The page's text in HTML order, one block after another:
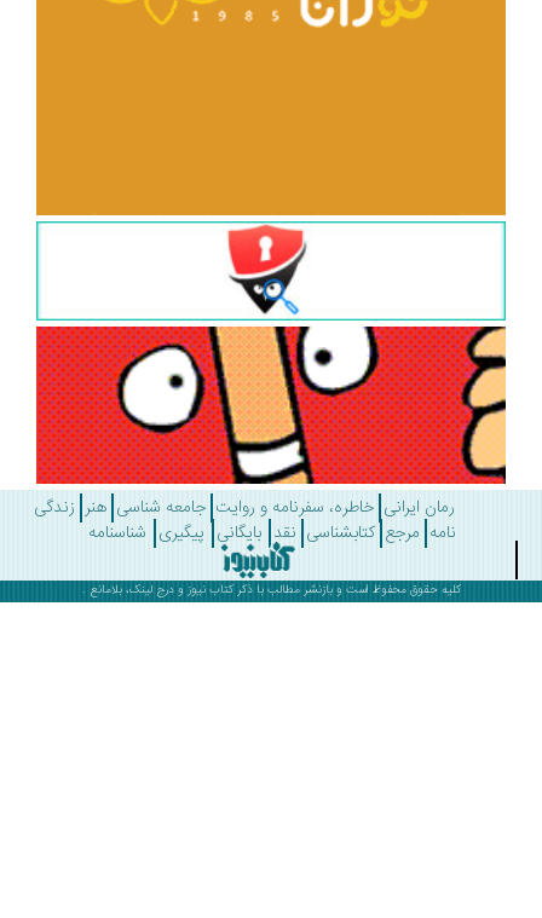
رمان ایرانی خاطره، سفرنامه و روایت جامعه شناسی هنر زندگی
مرجع کتابشناسی نقد بایگانی پیگیری شناسنامه
کلیه حقوق محفوظ است و بازنشر مطالب با ذکرکتاب نیوزو درج لینک، بلامانع .